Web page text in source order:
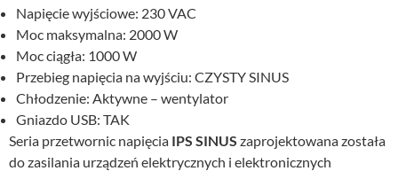
Napięcie wyjściowe: 230 VAC
Moc maksymalna: 2000 W
Moc ciągła: 1000 W
Przebieg napięcia na wyjściu: CZYSTY SINUS
Chłodzenie: Aktywne – wentylator
Gniazdo USB: TAK
Seria przetwornic napięcia IPS SINUS zaprojektowana została
do zasilania urządzeń elektrycznych i elektronicznych